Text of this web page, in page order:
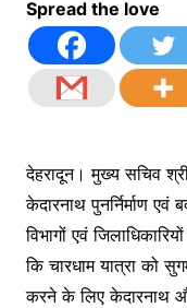
Spread the love
देहरादून। मुख्य सचिव
केदारनाथ पुनर्निर्माण
विभागों एवं
कि चारधाम यात्रा को
करने के लिए केदारनाथ और